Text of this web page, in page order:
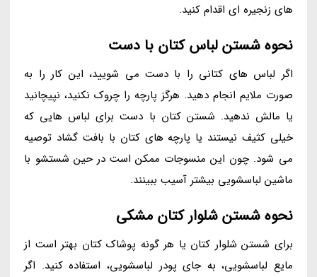
های زنجیره ای اقدام کنید.
نحوه شستن لباس کتان با دست
اگر لباس های کتانی را با دست می شویید، این کار را به
صورت ملایم انجام دهید. هرگز پارچه را چروک نکنید، نپیچانید
یا مالش ندهید. شستن کتان با دست برای لباس هایی که
خیلی کثیف نیستند یا پارچه های کتان با بافت گشاد توصیه
می شود. چون این منسوجات ممکن است در حین شستشو با
ماشین لباسشویی بیشتر آسیب ببینند.
نحوه شستن شلوار کتان مشکی
برای شستن شلوار کتان یا هر گونه پوشاک کتان بهتر است از
مایع لباسشویی، به جای پودر لباسشویی، استفاده کنید. اگر